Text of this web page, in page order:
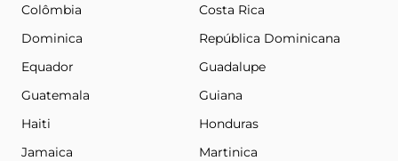
Colômbia
Costa Rica
Dominica
República Dominicana
Equador
Guadalupe
Guatemala
Guiana
Haiti
Honduras
Jamaica
Martinica